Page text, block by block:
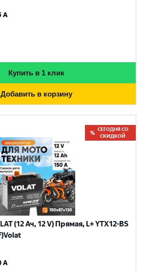
A
Купить в 1 клик
Добавить в корзину
СЕГОДНЯ СО
СКИДКОЙ
(12 Ач, 12 V) Прямая, L+ YTX12-BS
A